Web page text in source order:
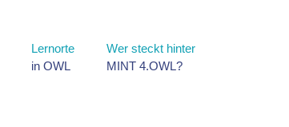
Lernorte
in OWL
Wer steckt hinter
MINT 4.OWL?